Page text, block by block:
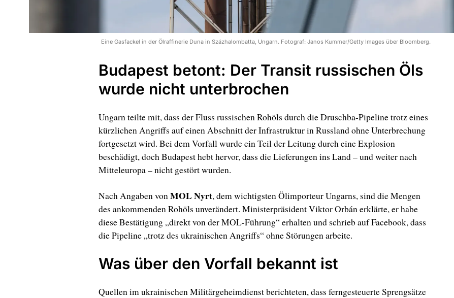
Eine Gasfackel in der Ölraffinerie Duna in Százhalombatta, Ungarn. Fotograf: Janos Kummer/Getty Images über Bloomberg.
Budapest betont: Der Transit russischen Öls
wurde nicht unterbrochen
Ungarn teilte mit, dass der Fluss russischen Rohöls durch die Druschba-Pipeline trotz eines
kürzlichen Angriffs auf einen Abschnitt der Infrastruktur in Russland ohne Unterbrechung
fortgesetzt wird. Bei dem Vorfall wurde ein Teil der Leitung durch eine Explosion
beschädigt, doch Budapest hebt hervor, dass die Lieferungen ins Land – und weiter nach
Mitteleuropa – nicht gestört wurden.
Nach Angaben vonMOL Nyrt, dem wichtigsten Ölimporteur Ungarns, sind die Mengen
des ankommenden Rohöls unverändert. Ministerpräsident Viktor Orbán erklärte, er habe
diese Bestätigung „direkt von der MOL-Führung“ erhalten und schrieb auf Facebook, dass
die Pipeline „trotz des ukrainischen Angriffs“ ohne Störungen arbeite.
Was über den Vorfall bekannt ist
Quellen im ukrainischen Militärgeheimdienst berichteten, dass ferngesteuerte Sprengsätze